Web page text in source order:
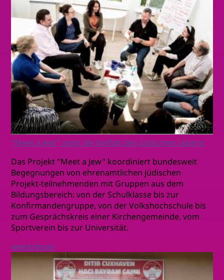
"Meet a Jew" zeigt die Vielfalt des jüdischen Lebens
Das Projekt "Meet a Jew" koordiniert bundesweit
Begegnungen von ehrenamtlichen jüdischen
Projekt-teilnehmenden mit Gruppen aus dem
Bildungsbereich: von der Schulklasse bis zur
Konfirmandengruppe, von der Volkshochschule bis
zum Gesprächskreis einer Kirchengemeinde, vom
Sportverein bis zur Universität.
weiterlesen